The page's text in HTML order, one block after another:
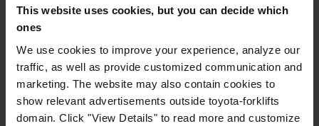
This website uses cookies, but you can decide which
ones
We use cookies to improve your experience, analyze our
traffic, as well as provide customized communication and
marketing. The website may also contain cookies to
show relevant advertisements outside toyota-forklifts
domain. Click "View Details" to read more and customize
Kariéra v Toyota Material Handling
Toyota hodnoty
Hodnoty Toyota
Toyota Production Systems (TPS)